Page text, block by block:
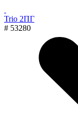
Trio 2ПГ
# 53280